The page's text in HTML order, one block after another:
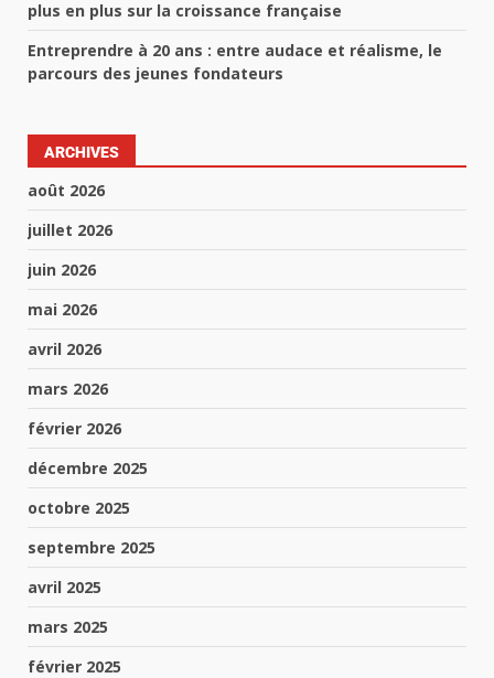
plus en plus sur la croissance française
Entreprendre à 20 ans : entre audace et réalisme, le
parcours des jeunes fondateurs
ARCHIVES
août 2026
juillet 2026
juin 2026
mai 2026
avril 2026
mars 2026
février 2026
décembre 2025
octobre 2025
septembre 2025
avril 2025
mars 2025
février 2025